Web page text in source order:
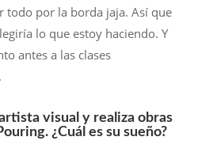
todo por la borda jaja. Así que
lo que estoy haciendo. Y
antes a las clases
artista visual y realiza obras
¿Cuál es su sueño?